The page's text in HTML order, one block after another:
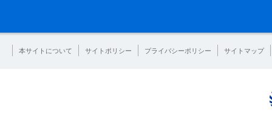
本サイトについて サイトポリシー プライバシーポリシー サイトマップ